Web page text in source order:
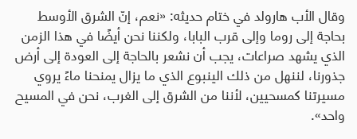
وقال الأب هارولد في ختام حديثه: «نعم، إنّ الشرق الأوسط
بحاجة إلى روما وإلى قرب البابا، ولكننا نحن أيضًا في هذا الزمن
الذي يشهد صراعات، يجب أن نشعر بالحاجة إلى العودة إلى أرض
جذورنا، لننهل من ذلك الينبوع الذي ما يزال يمنحنا ماءً يروي
مسيرتنا كمسحيين، لأننا من الشرق إلى الغرب، نحن في المسيح
واحد».